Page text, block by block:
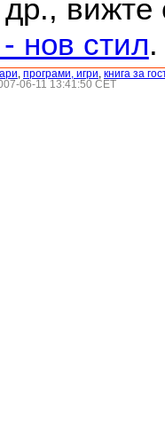
др.,
нов стил.
програми, игри книга за
06-11 13:41:50 CET